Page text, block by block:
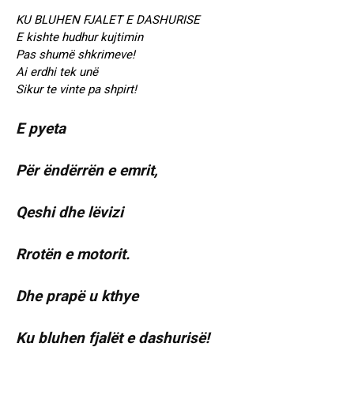
KU BLUHEN FJALET E DASHURISE
E kishte hudhur kujtimin
Pas shumë shkrimeve!
Ai erdhi tek unë
Sikur te vinte pa shpirt!
E pyeta
Për ëndërrën e emrit,
Qeshi dhe lëvizi
Rrotën e motorit.
Dhe prapë u kthye
Ku bluhen fjalët e dashurisë!